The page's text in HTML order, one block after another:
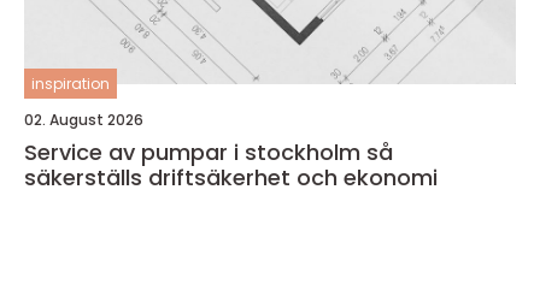
inspiration
02. August 2026
Service av pumpar i stockholm så
säkerställs driftsäkerhet och ekonomi